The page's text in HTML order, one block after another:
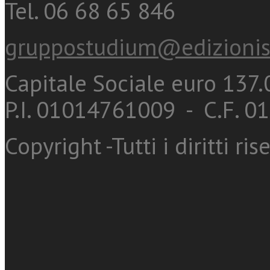
Tel. 06 68 65 846
Capitale Sociale euro
P.I. 01014761009 - C.F.
Copyright -Tutti i diritti